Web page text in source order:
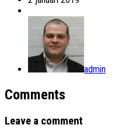
admin
Comments
Leave a comment